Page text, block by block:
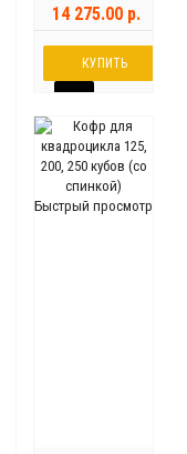
14 275.00 р.
КУПИТЬ
Быстрый просмотр